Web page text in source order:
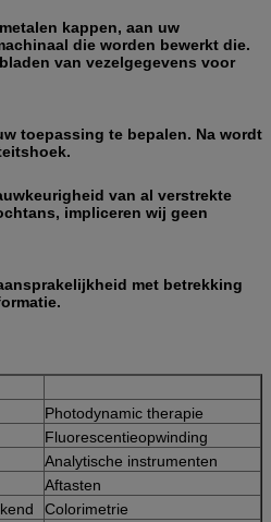
kappen, aan uw
die worden bewerkt die.
van vezelgegevens voor
toepassing te bepalen. Na wordt
van al verstrekte
impliceren wij geen
met betrekking
Photodynamic therapie
Fluorescentieopwinding
Analytische instrumenten
Aftasten
Colorimetrie